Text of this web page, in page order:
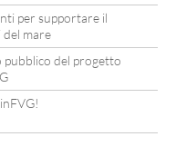
per supportare il
mare
pubblico del progetto